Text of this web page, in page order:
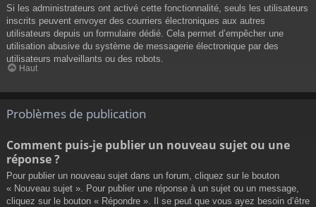
Si les administrateurs ont activé cette fonctionnalité, seuls les utilisateurs
inscrits peuvent envoyer des courriers électroniques aux autres
utilisateurs depuis un formulaire dédié. Cela permet d’empêcher une
utilisation abusive du système de messagerie électronique par des
utilisateurs malveillants ou des robots.
Haut
Problèmes de publication
Comment puis-je publier un nouveau sujet ou une
réponse ?
Pour publier un nouveau sujet dans un forum, cliquez sur le bouton
« Nouveau sujet ». Pour publier une réponse à un sujet ou un message,
cliquez sur le bouton « Répondre ». Il se peut que vous ayez besoin d’être